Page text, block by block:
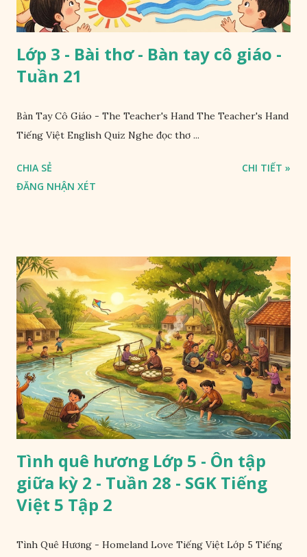
Lớp 3 - Bài thơ - Bàn tay cô giáo -
Tuần 21
Bàn Tay Cô Giáo - The Teacher's Hand The Teacher's Hand
Tiếng Việt English Quiz Nghe đọc thơ ...
CHIA SẺ
ĐĂNG NHẬN XÉT
CHI TIẾT »
Tình quê hương Lớp 5 - Ôn tập
giữa kỳ 2 - Tuần 28 - SGK Tiếng
Việt 5 Tập 2
Tình Quê Hương - Homeland Love Tiếng Việt Lớp 5 Tiếng